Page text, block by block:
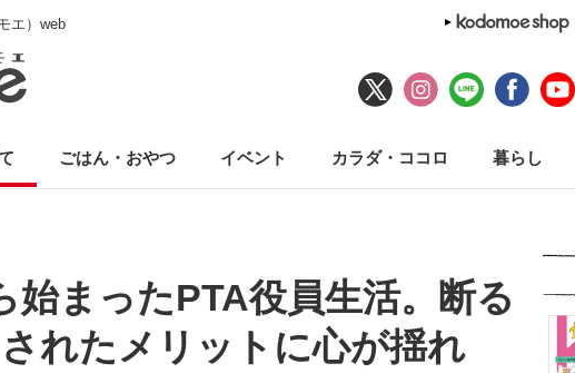
エ）web
ごはん・おやつ イベント カラダ・ココロ 暮らし
始まったPTA役員生活。断る
れたメリットに心が揺れ